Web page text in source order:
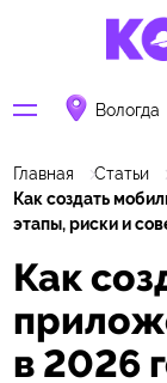
Вологда
Главная
Статьи
Как создать
этапы, риски и
Как
в 2026